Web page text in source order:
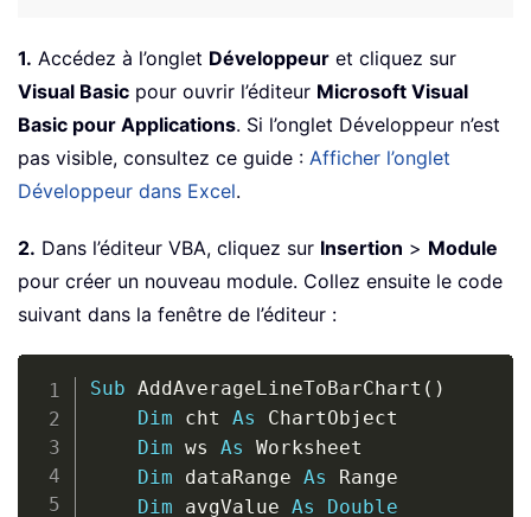
1. Accédez à l’onglet Développeur et cliquez sur
Visual Basic pour ouvrir l’éditeur Microsoft Visual
Basic pour Applications. Si l’onglet Développeur n’est
pas visible, consultez ce guide : Afficher l’onglet
Développeur dans Excel.
2. Dans l’éditeur VBA, cliquez sur Insertion > Module
pour créer un nouveau module. Collez ensuite le code
suivant dans la fenêtre de l’éditeur :
Sub AddAverageLineToBarChart ( )
Dim cht As ChartObject
Dim ws As Worksheet
Dim dataRange As Range
Dim avgValue As Double
Copy